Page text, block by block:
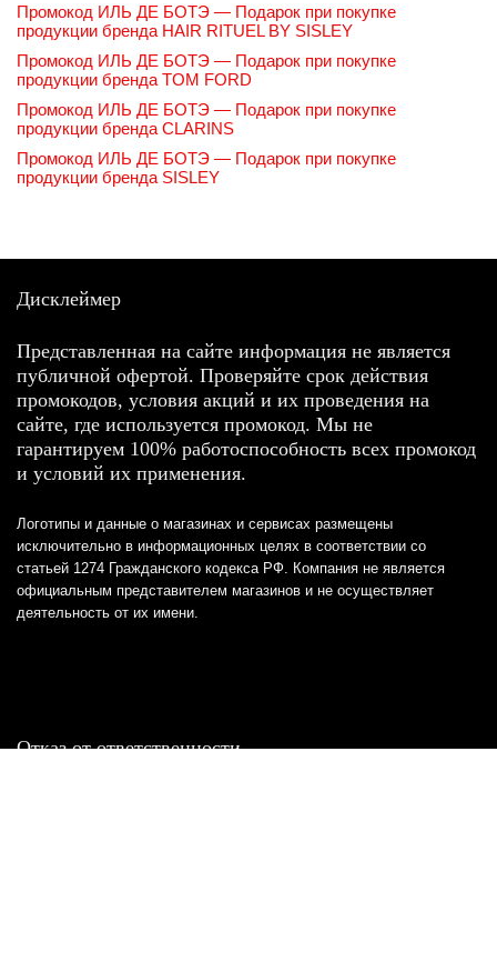
Промокод ИЛЬ ДЕ БОТЭ — Подарок при покупке
продукции бренда HAIR RITUEL BY SISLEY
Промокод ИЛЬ ДЕ БОТЭ — Подарок при покупке
продукции бренда TOM FORD
Промокод ИЛЬ ДЕ БОТЭ — Подарок при покупке
продукции бренда CLARINS
Промокод ИЛЬ ДЕ БОТЭ — Подарок при покупке
продукции бренда SISLEY
Дисклеймер
Представленная на сайте информация не является
публичной офертой. Проверяйте срок действия
промокодов, условия акций и их проведения на
сайте, где используется промокод. Мы не
гарантируем 100% работоспособность всех промокод
и условий их применения.
Логотипы и данные о магазинах и сервисах размещены
исключительно в информационных целях в соответствии со
статьей 1274 Гражданского кодекса РФ. Компания не является
официальным представителем магазинов и не осуществляет
деятельность от их имени.
Отказ от ответственности